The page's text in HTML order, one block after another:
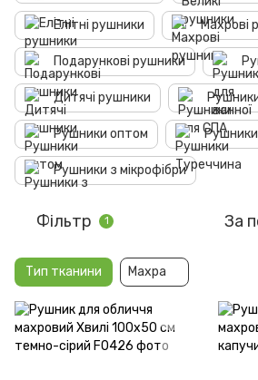
Елітні рушники Махрові
Подарункові рушники
Дитячі рушники
Рушники оптом
Рушники з мікрофібри
Фільтр 1 За
Тип тканини Махра